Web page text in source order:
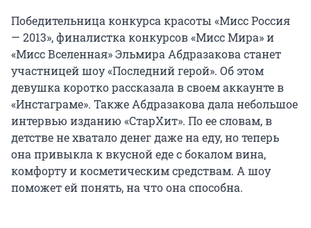
Победительница конкурса красоты «Мисс Россия
— 2013», финалистка конкурсов «Мисс Мира» и
«Мисс Вселенная» Эльмира Абдразакова станет
участницей шоу «Последний герой». Об этом
девушка коротко рассказала в своем аккаунте в
«Инстаграме». Также Абдразакова дала небольшое
интервью изданию «СтарХит». По ее словам, в
детстве не хватало денег даже на еду, но теперь
она привыкла к вкусной еде с бокалом вина,
комфорту и косметическим средствам. А шоу
поможет ей понять, на что она способна.